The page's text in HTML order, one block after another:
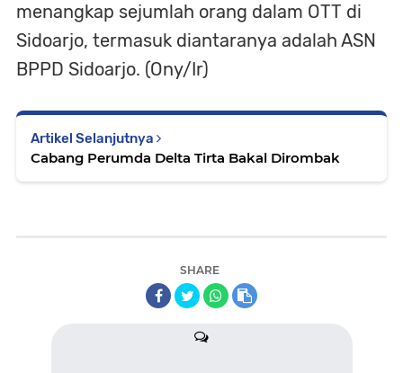
menangkap sejumlah orang dalam OTT di
Sidoarjo, termasuk diantaranya adalah ASN
BPPD Sidoarjo. (Ony/Ir)
Artikel Selanjutnya
Cabang Perumda Delta Tirta Bakal Dirombak
SHARE